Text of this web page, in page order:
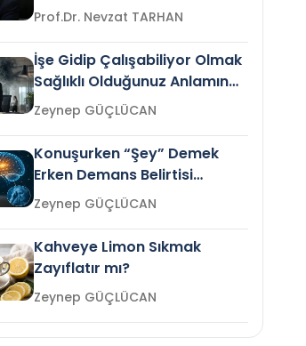
Prof.Dr. Nevzat TARHAN
İşe Gidip Çalışabiliyor Olmak
Sağlıklı Olduğunuz Anlamına
Gelir mi?Zeynep GÜÇLÜCAN
Konuşurken “Şey” Demek
Erken Demans Belirtisi
Olabilir mi?Zeynep GÜÇLÜCAN
Kahveye Limon Sıkmak
Zayıflatır mı?
Zeynep GÜÇLÜCAN